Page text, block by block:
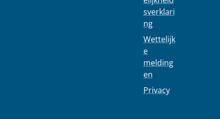
sverklari
ng
Wettelijk
e
melding
en
Privacy